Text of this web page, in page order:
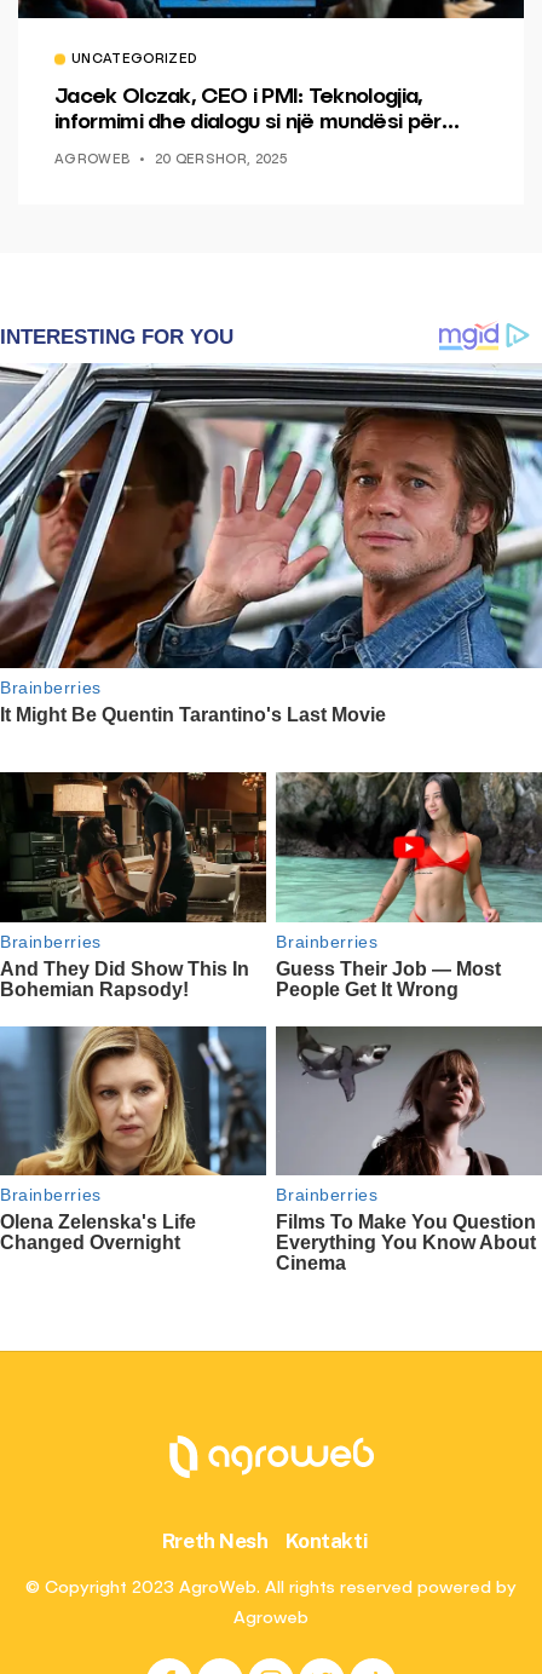
UNCATEGORIZED
Jacek Olczak, CEO i PMI: Teknologjia,
informimi dhe dialogu si një mundësi për
AGROWEB 20 QERSHOR, 2025
Rreth Nesh Kontakti
© Copyright 2023 AgroWeb. All rights reserved powered by
Agroweb